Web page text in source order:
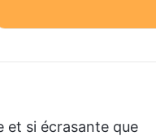
et si écrasante que